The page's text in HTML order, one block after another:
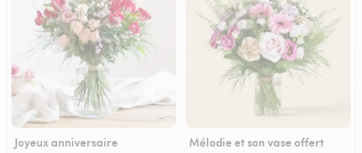
Joyeux anniversaire Mélodie et son vase offert